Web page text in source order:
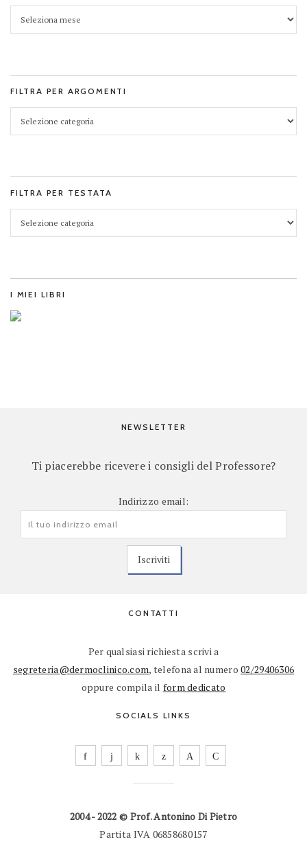
FILTRA PER ARGOMENTI
FILTRA PER TESTATA
I MIEI LIBRI
NEWSLETTER
Ti piacerebbe ricevere i consigli del Professore?
Indirizzo email:
CONTATTI
Per qualsiasi richiesta scrivi a
segreteria@dermoclinico.com, telefona al numero02/29406306
oppure compila il form dedicato
SOCIALS LINKS
2004 - 2022 © Prof. Antonino Di Pietro
Partita IVA 06858680157